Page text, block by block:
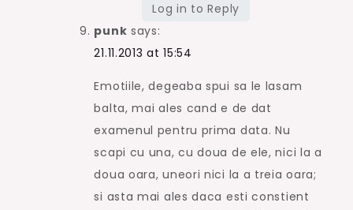
Log in to Reply
punk says:
21.11.2013 at 15:54
Emotiile, degeaba spui sa le lasam
balta, mai ales cand e de dat
examenul pentru prima data. Nu
scapi cu una, cu doua de ele, nici la a
doua oara, uneori nici la a treia oara;
si asta mai ales daca esti constient